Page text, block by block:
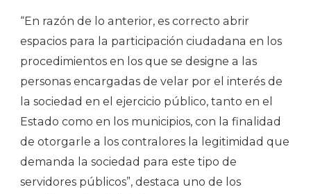
“En razón de lo anterior, es correcto abrir
espacios para la participación ciudadana en los
procedimientos en los que se designe a las
personas encargadas de velar por el interés de
la sociedad en el ejercicio público, tanto en el
Estado como en los municipios, con la finalidad
de otorgarle a los contralores la legitimidad que
demanda la sociedad para este tipo de
servidores públicos”, destaca uno de los